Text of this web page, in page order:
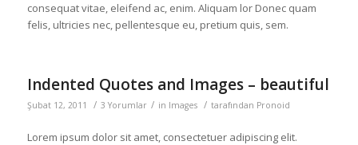
consequat vitae, eleifend ac, enim. Aliquam lor Donec quam
felis, ultricies nec, pellentesque eu, pretium quis, sem.
Indented Quotes and Images – beautiful
Şubat 12, 2011 / 3 Yorumlar / in Images / tarafından Pronoid
Lorem ipsum dolor sit amet, consectetuer adipiscing elit.